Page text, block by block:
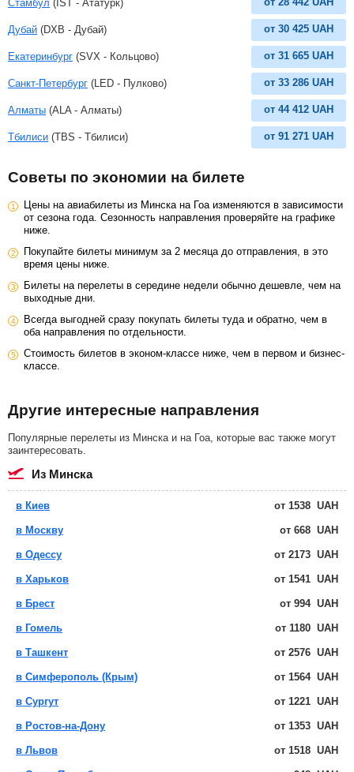
Стамбул (IST - Ататурк)
Дубай (DXB - Дубай) от 30 425 UAH
Екатеринбург (SVX - Кольцово) от 31 665 UAH
Санкт-Петербург (LED - Пулково) от 33 286 UAH
Алматы (ALA - Алматы) от 44 412 UAH
Тбилиси (TBS - Тбилиси) от 91 271 UAH
Советы по экономии на билете
Цены на авиабилеты из Минска на Гоа изменяются в зависимости
от сезона года. Сезонность направления проверяйте на графике
ниже.
Покупайте билеты минимум за 2 месяца до отправления, в это
время цены ниже.
Билеты на перелеты в середине недели обычно дешевле, чем на
выходные дни.
Всегда выгодней сразу покупать билеты туда и обратно, чем в
оба направления по отдельности.
Стоимость билетов в эконом-классе ниже, чем в первом и бизнес-
классе.
Другие интересные направления
Популярные перелеты из Минска и на Гоа, которые вас также могут
заинтересовать.
из Минска
в Киев от 1538 UAH
в Москву от 668 UAH
в Одессу от 2173 UAH
в Харьков от 1541 UAH
в Брест от 994 UAH
в Гомель от 1180 UAH
в Ташкент от 2576 UAH
в Симферополь (Крым) от 1564 UAH
в Сургут от 1221 UAH
в Ростов-на-Дону от 1353 UAH
в Львов от 1518 UAH